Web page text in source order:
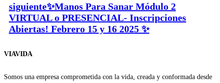
siguiente✨Manos Para Sanar Módulo 2
VIRTUAL o PRESENCIAL- Inscripciones
Abiertas! Febrero 15 y 16 2025 ✨
VIAVIDA
Somos una empresa comprometida con la vida, creada y conformada desde